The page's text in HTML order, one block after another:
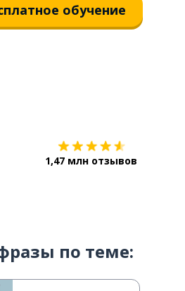
обучение
1,47 млн отзывов
по теме: